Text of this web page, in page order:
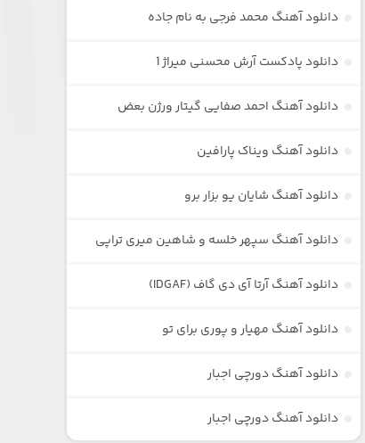
دانلود آهنگ محمد فرجی به نام جاده
دانلود پادکست آرش محسنی میراژ 1
دانلود آهنگ احمد صفایی گیتار ورژن بعض
دانلود آهنگ ویناک پارافین
دانلود آهنگ شایان یو بزار برو
دانلود آهنگ سپهر خلسه و شاهین میری تراپی
دانلود آهنگ آرتا آی دی گاف (IDGAF)
دانلود آهنگ مهیار و پوری برای تو
دانلود آهنگ دورچی اجبار
دانلود آهنگ دورچی اجبار